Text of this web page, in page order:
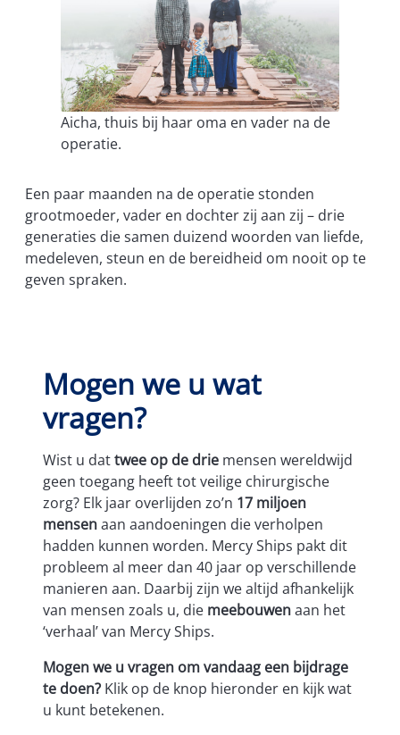
Aicha, thuis bij haar oma en vader na de
operatie.
Een paar maanden na de operatie stonden
grootmoeder, vader en dochter zij aan zij – drie
generaties die samen duizend woorden van liefde,
medeleven, steun en de bereidheid om nooit op te
geven spraken.
Mogen we u wat
vragen?
Wist u dattwee op de drie mensen wereldwijd
geen toegang heeft tot veilige chirurgische
zorg? Elk jaar overlijden zo’n 17 miljoen
mensenaan aandoeningen die verholpen
hadden kunnen worden. Mercy Ships pakt dit
probleem al meer dan 40 jaar op verschillende
manieren aan. Daarbij zijn we altijd afhankelijk
van mensen zoals u, die meebouwenaan het
‘verhaal’ van Mercy Ships.
Mogen we u vragen om vandaag een bijdrage
te doen? Klik op de knop hieronder en kijk wat
u kunt betekenen.